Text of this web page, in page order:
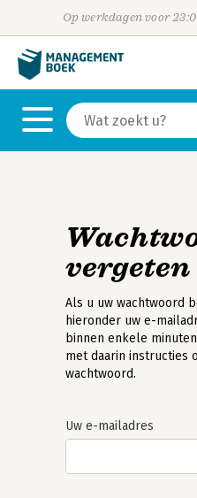
Op werkdagen voor
vergeten
Als u uw wachtwoord
hieronder uw e-
binnen enkele
met daarin instructies
wachtwoord.
Uw e-mailadres